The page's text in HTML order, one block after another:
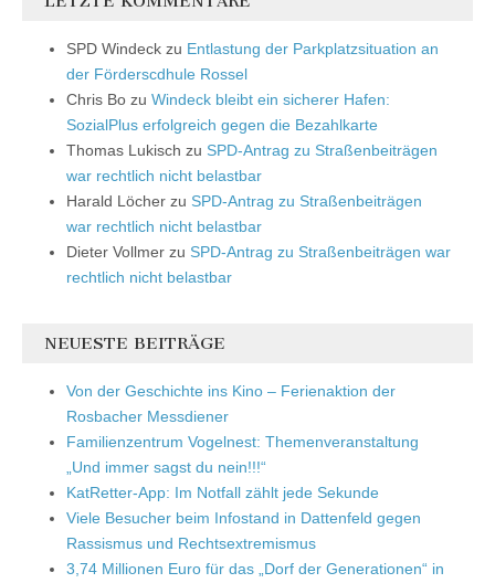
SPD Windeck zu Entlastung der Parkplatzsituation an
der Förderscdhule Rossel
Chris Bo zu Windeck bleibt ein sicherer Hafen:
SozialPlus erfolgreich gegen die Bezahlkarte
Thomas Lukisch zu SPD-Antrag zu Straßenbeiträgen
war rechtlich nicht belastbar
Harald Löcher zu SPD-Antrag zu Straßenbeiträgen
war rechtlich nicht belastbar
Dieter Vollmer zu SPD-Antrag zu Straßenbeiträgen war
rechtlich nicht belastbar
NEUESTE BEITRÄGE
Von der Geschichte ins Kino – Ferienaktion der
Rosbacher Messdiener
Familienzentrum Vogelnest: Themenveranstaltung
„Und immer sagst du nein!!!“
KatRetter-App: Im Notfall zählt jede Sekunde
Viele Besucher beim Infostand in Dattenfeld gegen
Rassismus und Rechtsextremismus
3,74 Millionen Euro für das „Dorf der Generationen“ in